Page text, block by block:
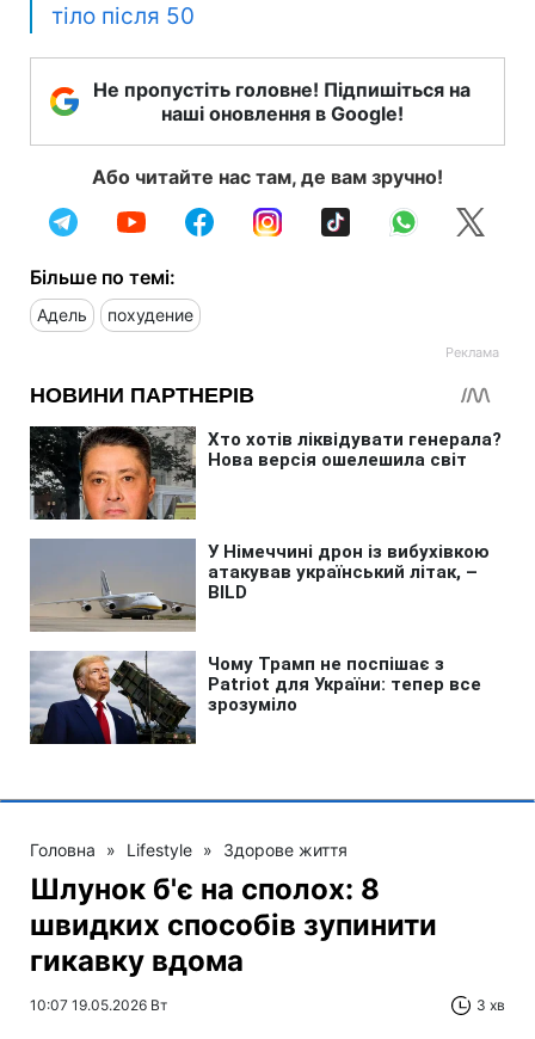
тіло після 50
Не пропустіть головне! Підпишіться на
наші оновлення в Google!
Або читайте нас там, де вам зручно!
Більше по темі:
Адель похудение
Головна » Lifestyle » Здорове життя
Шлунок б'є на сполох: 8
швидких способів зупинити
гикавку вдома
10:07 19.05.2026 Вт 3 хв